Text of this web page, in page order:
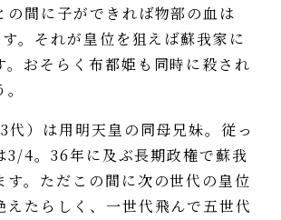
の間に子ができれば物部の血は
。それが皇位を狙えば蘇我家に
。おそらく布都姫も同時に殺され
）は用明天皇の同母兄妹。従っ
3/4。36年に及ぶ長期政権で蘇我
す。ただこの間に次の世代の皇位
えたらしく、一世代飛んで五世代